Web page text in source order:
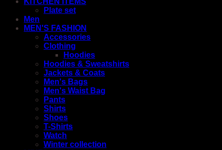
Plate set
Men
MEN'S FASHION
Accessories
Clothing
Hoodies
Hoodies & Sweatshirts
Jackets & Coats
Men's Bags
Men's Waist Bag
Pants
Shirts
Shoes
T-Shirts
Watch
Winter collection